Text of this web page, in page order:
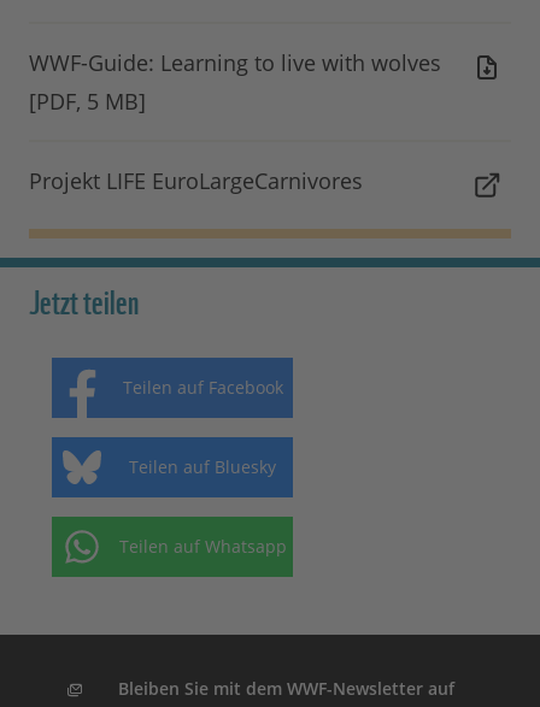
WWF-Guide: Learning to live with wolves
[PDF, 5 MB]
Projekt LIFE EuroLargeCarnivores
Jetzt teilen
Teilen auf Facebook
Teilen auf Bluesky
Teilen auf Whatsapp
Bleiben Sie mit dem WWF-Newsletter auf